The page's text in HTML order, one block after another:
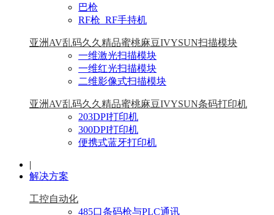
巴枪
RF枪_RF手持机
亚洲AV乱码久久精品蜜桃麻豆IVYSUN扫描模块
一维激光扫描模块
一维红光扫描模块
二维影像式扫描模块
亚洲AV乱码久久精品蜜桃麻豆IVYSUN条码打印机
203DPI打印机
300DPI打印机
便携式蓝牙打印机
|
解决方案
工控自动化
485口条码枪与PLC通讯